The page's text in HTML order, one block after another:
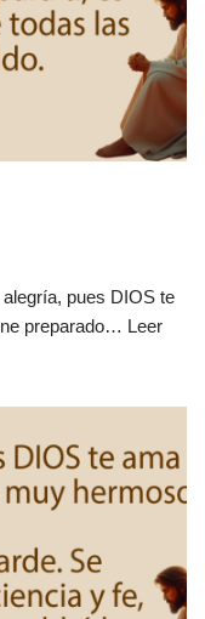
pues DIOS te
preparado… Leer